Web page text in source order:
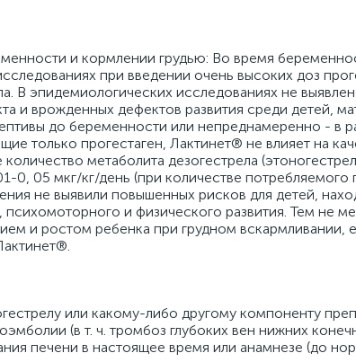
и кормлении грудью: Во время
при введении очень высоких доз
В эпидемиологических исследованиях не
и врожденных дефектов развития среди детей,
до беременности или непреднамеренно - в
только прогестаген, Лактинет® не влияет на
метаболита дезогестрела
0, 05 мкг/кг/день (при количестве потребляемого
не выявили повышенных рисков для детей,
психомоторного и физического развития. Тем не
и ростом ребенка при грудном вскармливании,
или какому-либо другому компоненту
(в т. ч. тромбоз глубоких вен нижних
печени в настоящее время или анамнезе (до